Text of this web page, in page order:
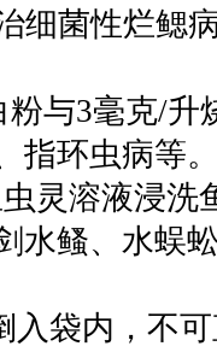
细菌性烂鳃
与3毫克/升
指环虫病等
溶液浸洗
水鳋、水蜈
入袋内，不